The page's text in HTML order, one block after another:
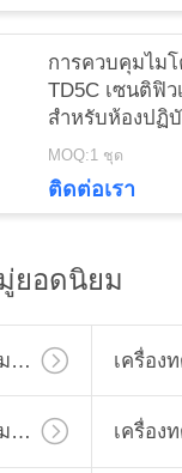
การควบคุมไมโ
TD5C เซนติฟิว
สําหรับห้องปฏิ
ชีวเคมี
MOQ:1 ชุด
ติดต่อเรา
ยอดนิยม
เครื่องทดสอบความแข็งไมโครวิคเกอร์
เครื่องทดสอบความแข็ง Rockwell